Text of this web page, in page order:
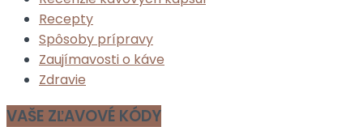
Recepty
Spôsoby prípravy
Zaujímavosti o káve
Zdravie
VAŠE ZĽAVOVÉ KÓDY